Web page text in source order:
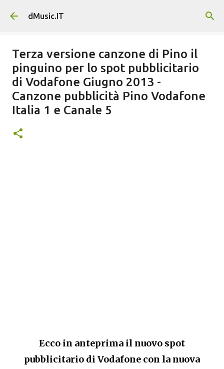
Passa ai contenuti principali
dMusic.IT
Terza versione canzone di Pino il
pinguino per lo spot pubblicitario
di Vodafone Giugno 2013 -
Canzone pubblicità Pino Vodafone
Italia 1 e Canale 5
Ecco in anteprima il nuovo spot
pubblicitario di Vodafone con la nuova